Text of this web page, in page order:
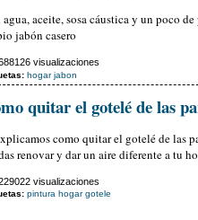
aceite, sosa cáustica y un poco
jabón casero
visualizaciones
hogar jabon
quitar el gotelé de las
como quitar el gotelé de las
renovar y dar un aire diferente a tu
visualizaciones
pintura hogar gotele